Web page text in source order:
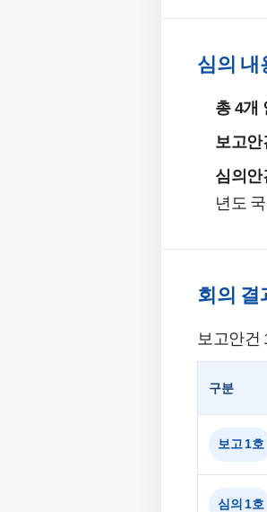
심의 내
총 4개
보고안
심의안
년도
회의 결
보고안건
구분
보고 1호
심의 1호